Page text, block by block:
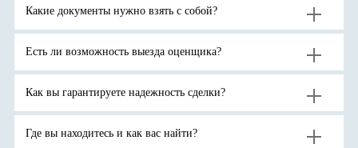
ожидают
продолжения
роста
золото
новых
спроса
активы-
фоне
неопределенности.
Какие документы нужно взять с собой?
Есть ли возможность выезда оценщика?
Как вы гарантируете надежность сделки?
Где вы находитесь и как вас найти?